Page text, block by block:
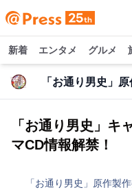
新着 エンタメ グルメ
「お通り男史」
「お通り男史」キ
マCD情報解禁！
「お通り男史」原作製